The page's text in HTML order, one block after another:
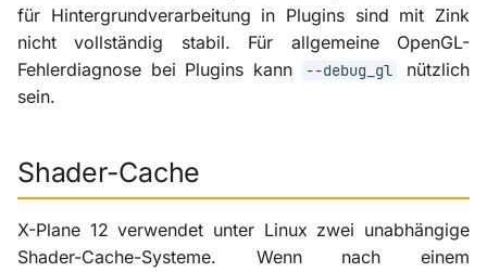
für Hintergrundverarbeitung in Plugins sind mit Zink
nicht vollständig stabil. Für allgemeine OpenGL-
Fehlerdiagnose bei Plugins kann
--debug_gl
nützlich
sein.
Shader-Cache
X-Plane 12 verwendet unter Linux zwei unabhängige
Shader-Cache-Systeme. Wenn nach einem